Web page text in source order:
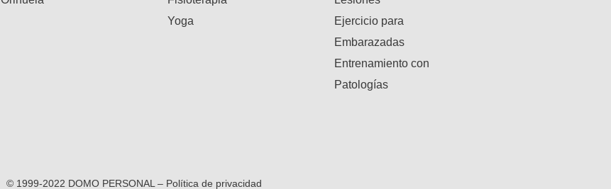
Yoga
Ejercicio para
Embarazadas
Entrenamiento con
Patologías
© 1999-2022 DOMO PERSONAL – Política de privacidad